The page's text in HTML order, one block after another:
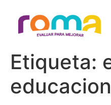
Etiqueta:
educacion